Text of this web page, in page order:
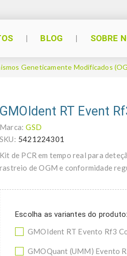
BLOG SOBRE
Geneticamente Modificados
GMOIdent RT Event
Marca: GSD
SKU: 5421224301
Kit de PCR em tempo real para
rastreio de OGM e conformidade
Escolha as variantes do produto:
GMOIdent RT Evento Rf3
GMOQuant (UMM) Evento